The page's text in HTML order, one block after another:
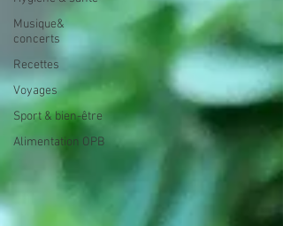
Musique&
concerts
Recettes
Voyages
Sport & bien-être
Alimentation OPB